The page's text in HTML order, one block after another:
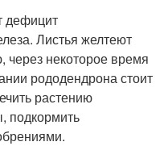
дефицит
Листья желтеют
некоторое время
рододендрона стоит
растению
подкормить